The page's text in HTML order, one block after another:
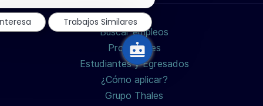
LinkedInFacebook
twitter
/
X
Buscar empleos
Profesiones
Estudiantes y Egresados
¿Cómo aplicar?
Grupo Thales
de
chatbot
Trabajos Similares